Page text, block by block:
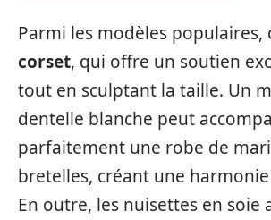
Parmi les modèles
corset, qui offre un soutien
tout en sculptant la taille. Un
dentelle blanche peut
parfaitement une robe de
bretelles, créant une
En outre, les nuisettes en soie